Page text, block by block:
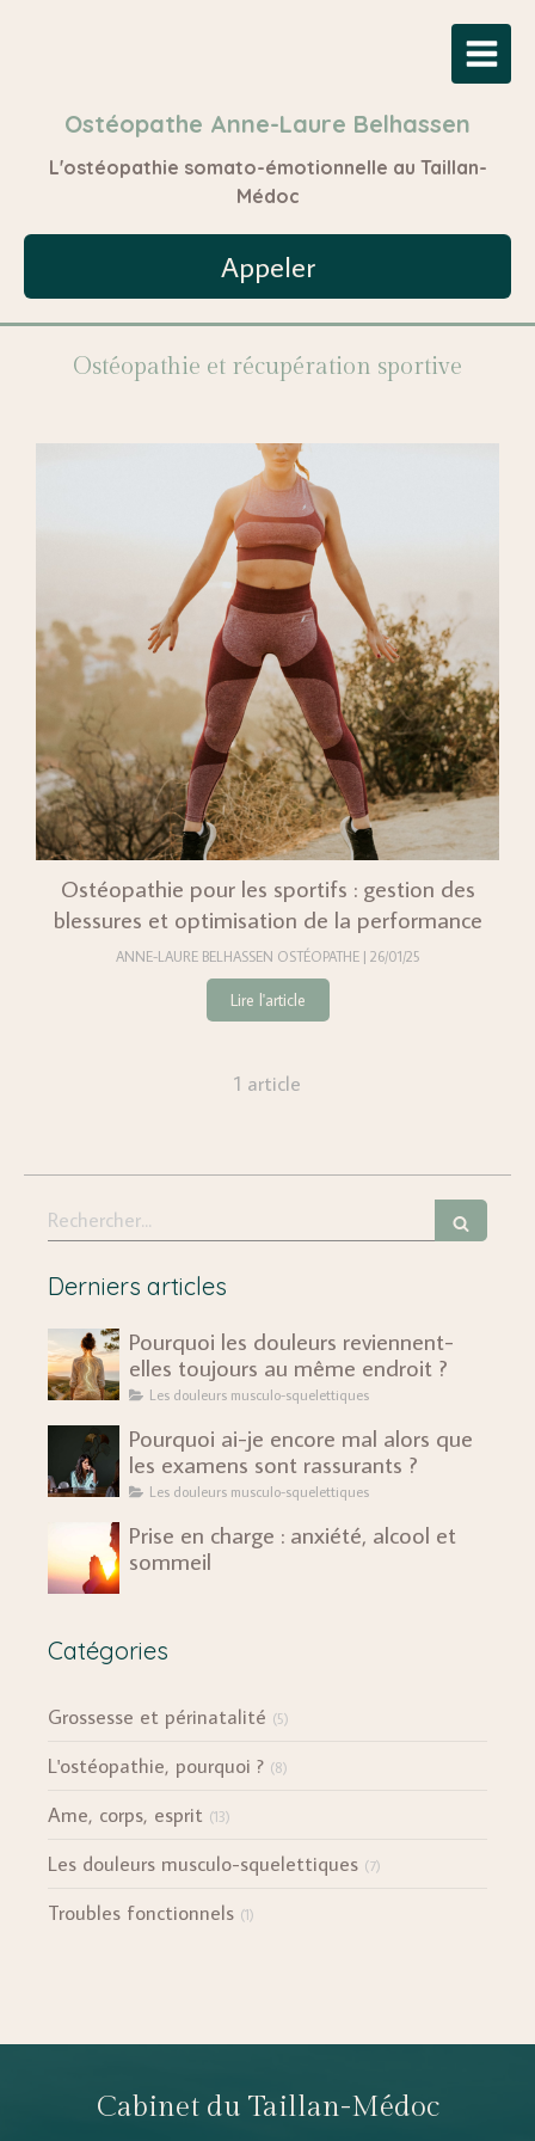
Ostéopathe Anne-Laure Belhassen
L'ostéopathie somato-émotionnelle au Taillan-
Médoc
Appeler
Ostéopathie et récupération sportive
Ostéopathie pour les sportifs : gestion des
blessures et optimisation de la performance
ANNE-LAURE BELHASSEN OSTÉOPATHE 26/01/25
Lire l'article
1 article
Rechercher
Derniers articles
Pourquoi les douleurs reviennent-
elles toujours au même endroit ?
Les douleurs musculo-squelettiques
Pourquoi ai-je encore mal alors que
les examens sont rassurants ?
Les douleurs musculo-squelettiques
Prise en charge : anxiété, alcool et
sommeil
Catégories
Grossesse et périnatalité (5)
L'ostéopathie, pourquoi ? (8)
Ame, corps, esprit (13)
Les douleurs musculo-squelettiques (7)
Troubles fonctionnels (1)
Cabinet du Taillan-Médoc